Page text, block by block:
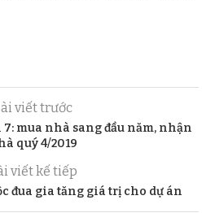
viết trước
mua nhà sang đầu năm, nhận
quý 4/2019
viết kế tiếp
đua gia tăng giá trị cho dự án